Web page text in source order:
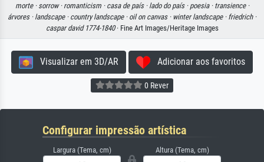
morte · sorrow · romanticism · casa de país · lado do país · poesia · transience ·
árvores · landscape · country landscape · oil on canvas · winter landscape · friedrich ·
caspar david 1774-1840· Fine Art Images/Heritage Images
Visualizar em 3D/AR Adicionar aos favoritos
0 Rever
Configurar impressão artística
Largura (Tema, cm) Altura (Tema, cm)